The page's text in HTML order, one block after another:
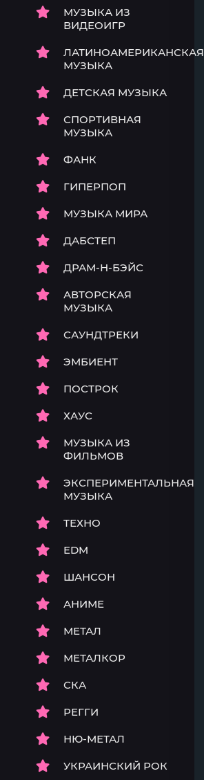
МУЗЫКА ИЗ
ВИДЕОИГР
ЛАТИНОАМЕРИКАНСКАЯ
МУЗЫКА
ДЕТСКАЯ МУЗЫКА
СПОРТИВНАЯ
МУЗЫКА
ФАНК
ГИПЕРПОП
МУЗЫКА МИРА
ДАБСТЕП
ДРАМ-Н-БЭЙС
АВТОРСКАЯ
МУЗЫКА
САУНДТРЕКИ
ЭМБИЕНТ
ПОСТРОК
ХАУС
МУЗЫКА ИЗ
ФИЛЬМОВ
ЭКСПЕРИМЕНТАЛЬНАЯ
МУЗЫКА
ТЕХНО
EDM
ШАНСОН
АНИМЕ
МЕТАЛ
МЕТАЛКОР
СКА
РЕГГИ
НЮ-МЕТАЛ
УКРАИНСКИЙ РОК